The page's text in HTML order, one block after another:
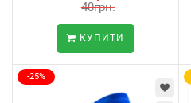
40грн.
КУПИТИ
-25%